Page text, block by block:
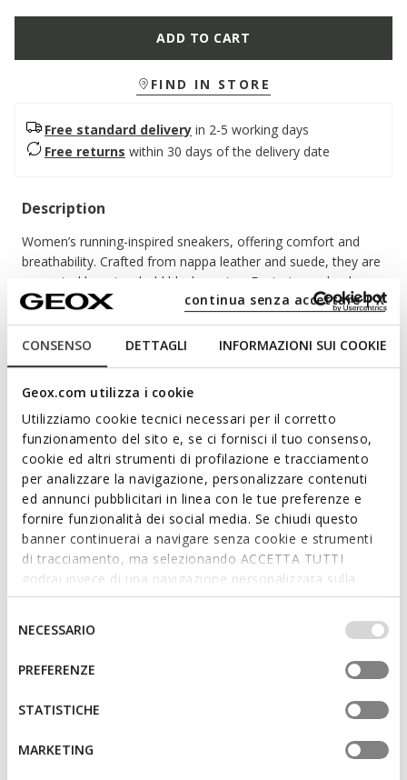
CONSENSO DETTAGLI INFORMAZIONI SUI COOKIE
Geox.com utilizza i cookie
Utilizziamo cookie tecnici necessari per il corretto
funzionamento del sito e, se ci fornisci il tuo consenso,
cookie ed altri strumenti di profilazione e tracciamento
per analizzare la navigazione, personalizzare contenuti
ed annunci pubblicitari in linea con le tue preferenze e
fornire funzionalità dei social media. Se chiudi questo
banner continuerai a navigare senza cookie e strumenti
di tracciamento, ma selezionando ACCETTA TUTTI
godrai invece di una navigazione personalizzata sulla
base dei tuoi gusti ed interessi. Selezionando
IMPOSTAZIONI potrai anche scegliere quali cookies ed
altri strumenti di tracciamento autorizzare. Per maggiori
informazioni o per modificare in qualsiasi momento le
tue impostazioni, visita la nostra
consenso
NECESSARIO
PREFERENZE
STATISTICHE
MARKETING
continua senza accettare | X
ADD TO CART
FIND IN STORE
Free standard delivery in 2-5 working days
Free returns within 30 days of the delivery date
Description
Women’s running-inspired sneakers, offering comfort and
breathability. Crafted from nappa leather and suede, they are
presented here in a bold black version. Featuring a chunky
outsole, Diamanta completes everyday outfits with an active
yet feminine touch.
ITEM CODE:
D66UFA08522C9999
Features
By purchasing this product, you are
supporting Leather Working Group certified
tanneries
Outstanding cushioning effect which offers protection
and absorbs jolts and vibrations
Thickness of sole: 5,5 cm / 2,2"
Materials